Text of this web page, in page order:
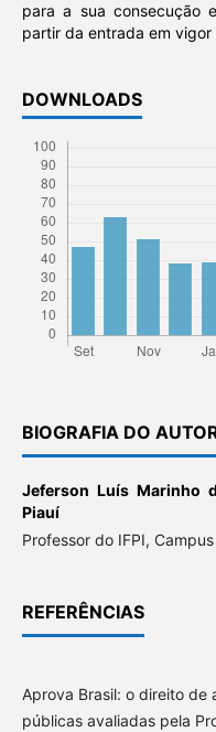
para a sua consecução
partir da entrada em
DOWNLOADS
BIOGRAFIA DO
Jeferson Luís Marinho
Piauí
Professor do IFPI,
REFERÊNCIAS
Aprova Brasil: o direito de
públicas avaliadas pela